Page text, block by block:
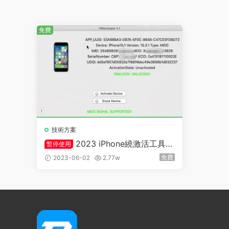
技術方案
暫停使用
2023 iPhone繞激活工具V
R-Activator 支持iOS12-16.x完美4
2023-06-02 2.77w 免費
免費